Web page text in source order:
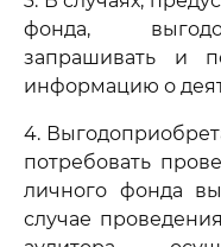
фонда,
запрашивать и
информацию о
4.
потребовать
личного фонда
случае